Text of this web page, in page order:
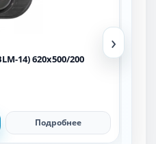
14) 620x500/200
Подробнее
›